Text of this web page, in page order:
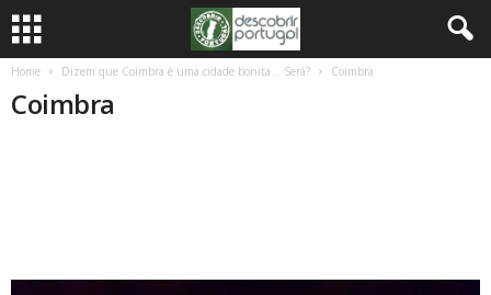
Home Dizem que Coimbra é uma cidade bonita… Será? Coimbra
Coimbra